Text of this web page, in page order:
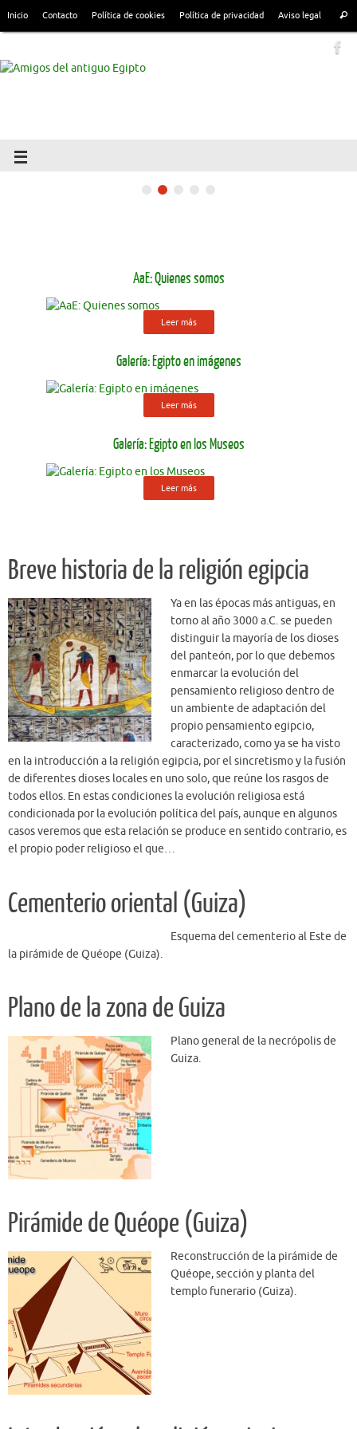
Inicio Contacto Política de cookies Política de privacidad Aviso legal
AaE: Quienes somos
Leer más
Galería: Egipto en imágenes
Leer más
Galería: Egipto en los Museos
Leer más
Breve historia de la religión egipcia
Ya en las épocas más antiguas, en
torno al año 3000 a.C. se pueden
distinguir la mayoría de los dioses
del panteón, por lo que debemos
enmarcar la evolución del
pensamiento religioso dentro de
un ambiente de adaptación del
propio pensamiento egipcio,
caracterizado, como ya se ha visto
en la introducción a la religión egipcia, por el sincretismo y la fusión
de diferentes dioses locales en uno solo, que reúne los rasgos de
todos ellos. En estas condiciones la evolución religiosa está
condicionada por la evolución política del país, aunque en algunos
casos veremos que esta relación se produce en sentido contrario, es
el propio poder religioso el que…
Cementerio oriental (Guiza)
Esquema del cementerio al Este de
la pirámide de Quéope (Guiza).
Plano de la zona de Guiza
Plano general de la necrópolis de
Guiza.
Pirámide de Quéope (Guiza)
Reconstrucción de la pirámide de
Quéope, sección y planta del
templo funerario (Guiza).